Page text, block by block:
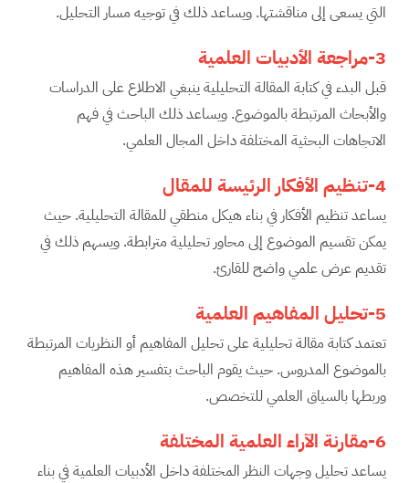
التي يسعى إلى مناقشتها. ويساعد ذلك في توجيه مسار التحليل.
3-مراجعة الأدبيات العلمية
قبل البدء في كتابة المقالة التحليلية ينبغي الاطلاع على الدراسات
والأبحاث المرتبطة بالموضوع. ويساعد ذلك الباحث في فهم
الاتجاهات البحثية المختلفة داخل المجال العلمي.
4-تنظيم الأفكار الرئيسة للمقال
يساعد تنظيم الأفكار في بناء هيكل منطقي للمقالة التحليلية. حيث
يمكن تقسيم الموضوع إلى محاور تحليلية مترابطة. ويسهم ذلك في
تقديم عرض علمي واضح للقارئ.
5-تحليل المفاهيم العلمية
تعتمد كتابة مقالة تحليلية على تحليل المفاهيم أو النظريات المرتبطة
بالموضوع المدروس. حيث يقوم الباحث بتفسير هذه المفاهيم
وربطها بالسياق العلمي للتخصص.
6-مقارنة الآراء العلمية المختلفة
يساعد تحليل وجهات النظر المختلفة داخل الأدبيات العلمية في بناء